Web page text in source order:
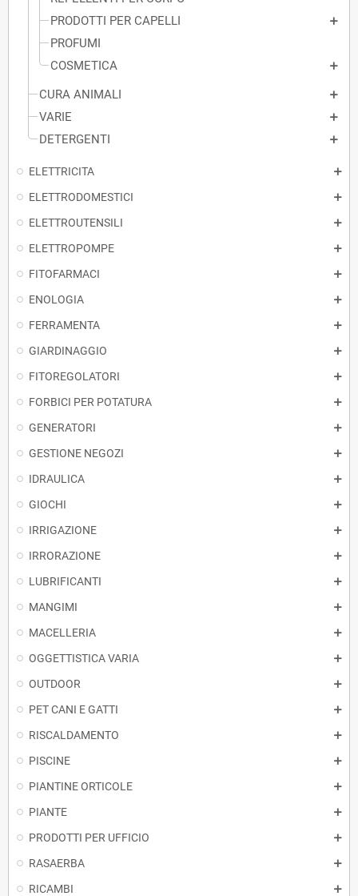
PRODOTTI PER CAPELLI
PROFUMI
COSMETICA
CURA ANIMALI
VARIE
DETERGENTI
ELETTRICITA
ELETTRODOMESTICI
ELETTROUTENSILI
ELETTROPOMPE
FITOFARMACI
ENOLOGIA
FERRAMENTA
GIARDINAGGIO
FITOREGOLATORI
FORBICI PER POTATURA
GENERATORI
GESTIONE NEGOZI
IDRAULICA
GIOCHI
IRRIGAZIONE
IRRORAZIONE
LUBRIFICANTI
MANGIMI
MACELLERIA
OGGETTISTICA VARIA
OUTDOOR
PET CANI E GATTI
RISCALDAMENTO
PISCINE
PIANTINE ORTICOLE
PIANTE
PRODOTTI PER UFFICIO
RASAERBA
RICAMBI